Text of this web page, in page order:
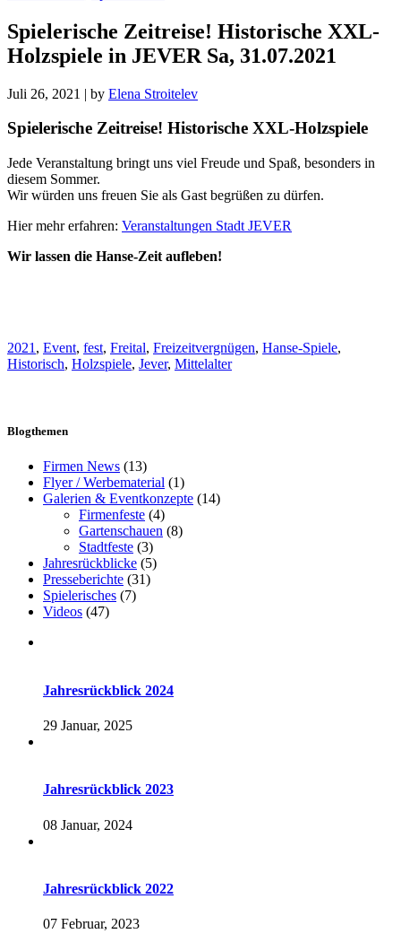
Spielerische Zeitreise! Historische XXL-
Holzspiele in JEVER Sa, 31.07.2021
Juli 26, 2021 | by Elena Stroitelev
Spielerische Zeitreise! Historische XXL-Holzspiele
Jede Veranstaltung bringt uns viel Freude und Spaß, besonders in
diesem Sommer.
Wir würden uns freuen Sie als Gast begrüßen zu dürfen.
Hier mehr erfahren: Veranstaltungen Stadt JEVER
Wir lassen die Hanse-Zeit aufleben!
2021 , Event, fest, Freital, Freizeitvergnügen, Hanse-Spiele,
Historisch, Holzspiele, Jever, Mittelalter
Blogthemen
Firmen News (13)
Flyer / Werbematerial (1)
Galerien & Eventkonzepte (14)
Firmenfeste (4)
Gartenschauen (8)
Stadtfeste (3)
Jahresrückblicke (5)
Presseberichte (31)
Spielerisches (7)
Videos (47)
Jahresrückblick 2024
29 Januar, 2025
Jahresrückblick 2023
08 Januar, 2024
Jahresrückblick 2022
07 Februar, 2023